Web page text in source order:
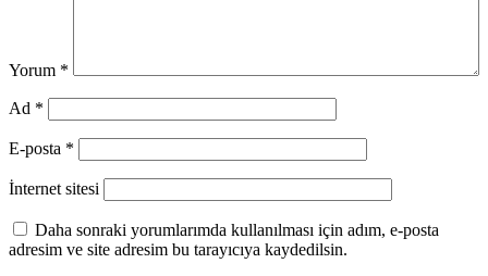
Yorum *
Ad *
E-posta *
İnternet sitesi
Daha sonraki yorumlarımda kullanılması için adım, e-posta
adresim ve site adresim bu tarayıcıya kaydedilsin.